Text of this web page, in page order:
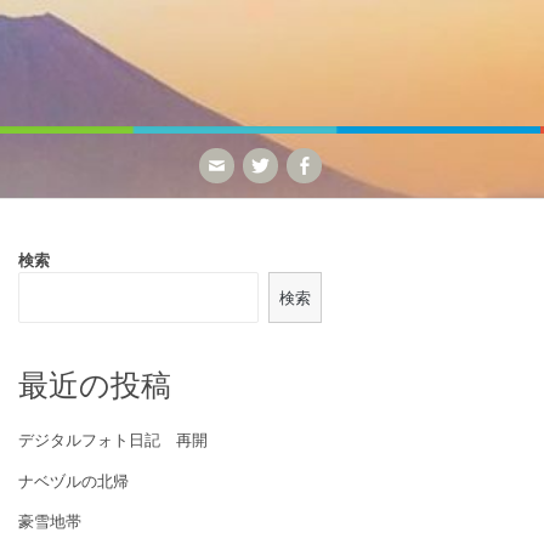
検索
検索
最近の投稿
デジタルフォト日記 再開
ナベヅルの北帰
豪雪地帯